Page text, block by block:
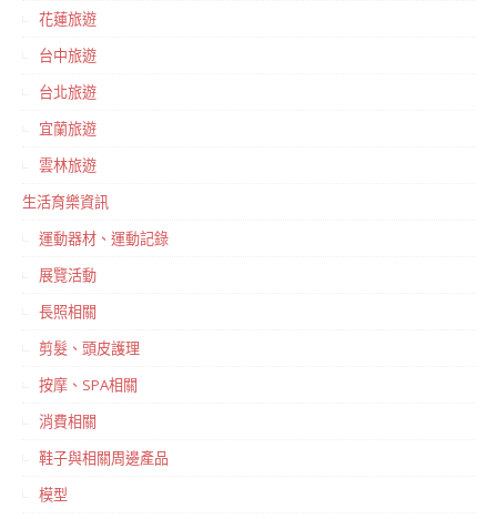
花蓮旅遊
台中旅遊
台北旅遊
宜蘭旅遊
雲林旅遊
生活育樂資訊
運動器材、運動記錄
展覽活動
長照相關
剪髮、頭皮護理
按摩、SPA相關
消費相關
鞋子與相關周邊產品
模型